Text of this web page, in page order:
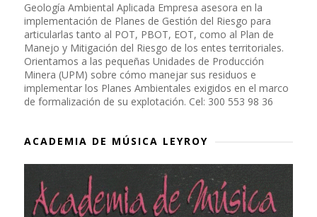
Geología Ambiental Aplicada Empresa asesora en la
implementación de Planes de Gestión del Riesgo para
articularlas tanto al POT, PBOT, EOT, como al Plan de
Manejo y Mitigación del Riesgo de los entes territoriales.
Orientamos a las pequeñas Unidades de Producción
Minera (UPM) sobre cómo manejar sus residuos e
implementar los Planes Ambientales exigidos en el marco
de formalización de su explotación. Cel: 300 553 98 36
ACADEMIA DE MÚSICA LEYROY